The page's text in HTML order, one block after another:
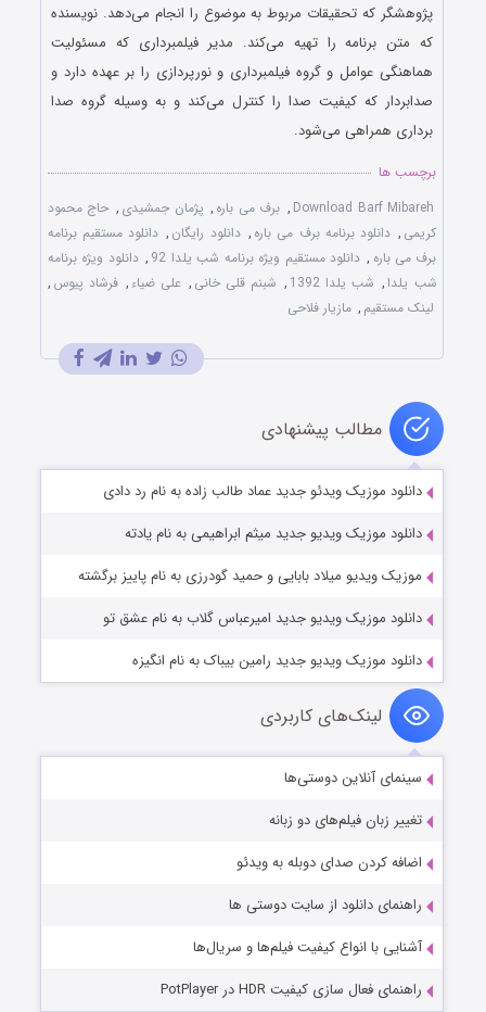
پژوهشگر که تحقیقات مربوط به موضوع را انجام می‌دهد. نویسنده
که متن برنامه را تهیه می‌کند. مدیر فیلمبرداری که مسئولیت
هماهنگی عوامل و گروه فیلمبرداری و نورپردازی را بر عهده دارد و
صدابردار که کیفیت صدا را کنترل می‌کند و به وسیله گروه صدا
برداری همراهی می‌شود.
برچسب ها
Download Barf Mibareh
, برف می باره , پژمان جمشیدی , حاج محمود
کریمی , دانلود برنامه برف می باره , دانلود رایگان , دانلود مستقیم برنامه
برف می باره , دانلود مستقیم ویژه برنامه شب یلدا 92 , دانلود ویژه برنامه
شب یلدا, شب یلدا 1392 , شبنم قلی خانی , علی ضیاء , فرشاد پیوس ,
لینک مستقیم , مازیار فلاحی
مطالب پیشنهادی
دانلود موزیک ویدئو جدید عماد طالب زاده به نام رد دادی
دانلود موزیک ویدیو جدید میثم ابراهیمی به نام یادته
موزیک ویدیو میلاد بابایی و حمید گودرزی به نام پاییز برگشته
دانلود موزیک ویدیو جدید امیرعباس گلاب به نام عشق تو
دانلود موزیک ویدیو جدید رامین بیباک به نام انگیزه
لینک‌های کاربردی
سینمای آنلاین دوستی‌ها
تغییر زبان فیلم‌های دو زبانه
اضافه کردن صدای دوبله به ویدئو
راهنمای دانلود از سایت دوستی ها
آشنایی با انواع کیفیت فیلم‌ها و سریال‌ها
راهنمای فعال سازی کیفیت HDR در PotPlayer